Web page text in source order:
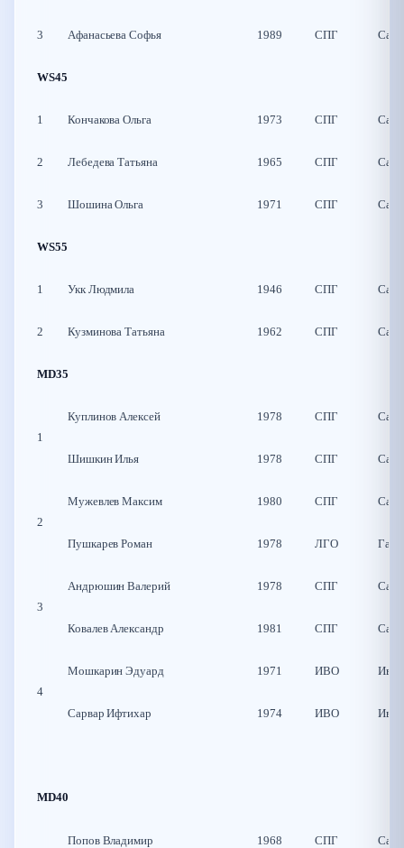
3 Афанасьева Софья 1989 СПГ
WS45
1 Кончакова Ольга 1973 СПГ
2 Лебедева Татьяна 1965 СПГ
3 Шошина Ольга 1971 СПГ
WS55
1 Укк Людмила 1946 СПГ
2 Кузминова Татьяна 1962 СПГ
MD35
1
Куплинов Алексей 1978 СПГ
Шишкин Илья 1978 СПГ
2
Мужевлев Максим 1980 СПГ
Пушкарев Роман 1978 ЛГО
3
Андрюшин Валерий 1978 СПГ
Ковалев Александр 1981 СПГ
4
Мошкарин Эдуард 1971 ИВО
Сарвар Ифтихар 1974 ИВО
MD40
Попов Владимир 1968 СПГ